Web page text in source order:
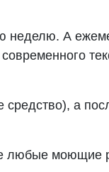
неделю. А
средство), а
любые